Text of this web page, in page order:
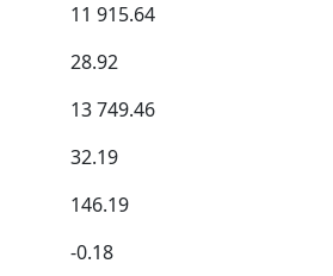
11 915.64
28.92
13 749.46
32.19
146.19
-0.18